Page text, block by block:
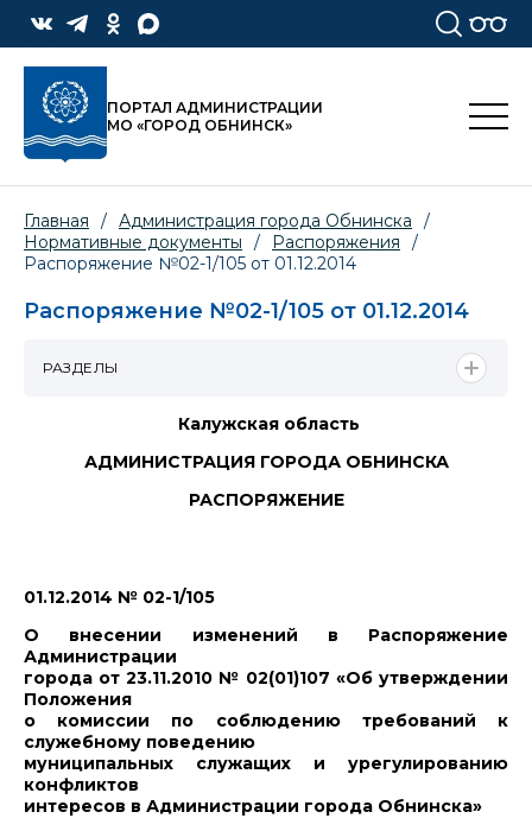
ПОРТАЛ АДМИНИСТРАЦИИ
МО «ГОРОД ОБНИНСК»
Главная / Администрация города Обнинска
/
Нормативные документы
/ Распоряжения
/
Распоряжение №02-1/105 от 01.12.2014
Распоряжение №02-1/105 от 01.12.2014
Калужская область
АДМИНИСТРАЦИЯ ГОРОДА ОБНИНСКА
РАСПОРЯЖЕНИЕ
01.12.2014 № 02-1/105
О внесении изменений в Распоряжение
Администрации
города от 23.11.2010 № 02(01)107 «Об утверждении
Положения
о комиссии по соблюдению требований к
служебному поведению
муниципальных служащих и урегулированию
конфликтов
интересов в Администрации города Обнинска»
РАЗДЕЛЫ